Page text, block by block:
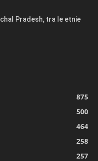
Pradesh, tra le etnie
875
500
464
258
257